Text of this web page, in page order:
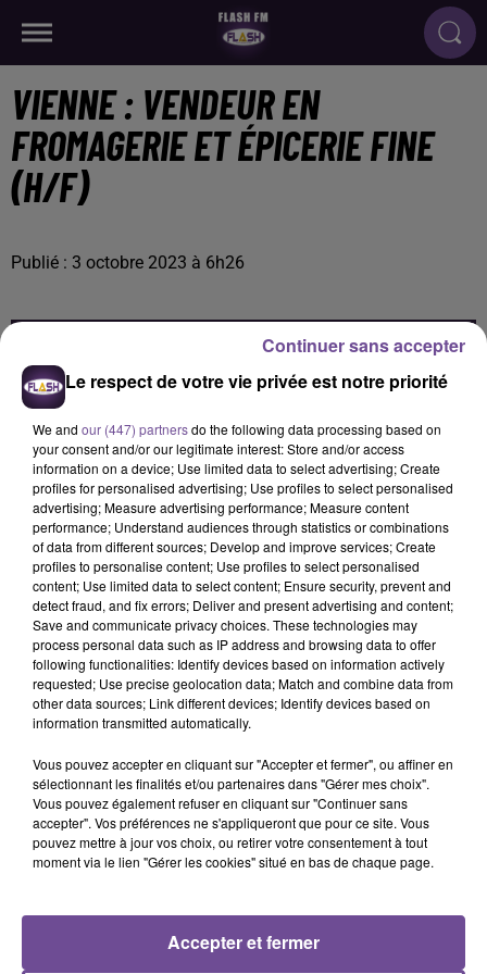
VIENNE : VENDEUR EN
FROMAGERIE ET ÉPICERIE FINE
(H/F)
Publié : 3 octobre 2023 à 6h26
À Vivonne, un magasin recherche un vendeur en fromagerie
et épicerie fine (H/F). Vous serez amené à vendre des
fromages locaux et provenants de divers terroirs à la coupe.
La Fromagerie comporte aussi de l'épicerie fine, des cafés
(torréfiés à l'atelier de l'entreprise) et des thés. Vous pourrez
être amené à réaliser l'ouverture/fermeture de la boutique, le
plan de maîtrise sanitaire (propreté des vitrines, suivi
le samedi.
Référence de l’offre Pôle Emploi : 162LQGG
Le respect de votre vie privée est notre priorité
We and our (447) partnersdo the following data processing based on
your consent and/or our legitimate interest: Store and/or access
information on a device; Use limited data to select advertising; Create
profiles for personalised advertising; Use profiles to select personalised
advertising; Measure advertising performance; Measure content
performance; Understand audiences through statistics or combinations
of data from different sources; Develop and improve services; Create
profiles to personalise content; Use profiles to select personalised
content; Use limited data to select content; Ensure security, prevent and
detect fraud, and fix errors; Deliver and present advertising and content;
Save and communicate privacy choices. These technologies may
process personal data such as IP address and browsing data to offer
following functionalities: Identify devices based on information actively
requested; Use precise geolocation data; Match and combine data from
other data sources; Link different devices; Identify devices based on
information transmitted automatically.
Vous pouvez accepter en cliquant sur "Accepter et fermer", ou affiner en
sélectionnant les finalités et/ou partenaires dans "Gérer mes choix".
Vous pouvez également refuser en cliquant sur "Continuer sans
accepter". Vos préférences ne s'appliqueront que pour ce site. Vous
pouvez mettre à jour vos choix, ou retirer votre consentement à tout
moment via le lien "Gérer les cookies" situé en bas de chaque page.
Accepter et fermer
Continuer sans accepter